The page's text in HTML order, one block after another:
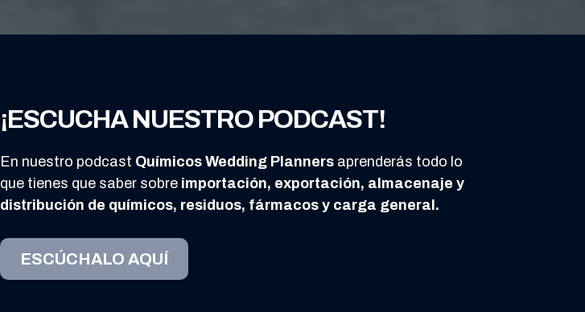
¡ESCUCHA NUESTRO PODCAST!
En nuestro podcast Químicos Wedding Plannersaprenderás todo lo
que tienes que saber sobre importación, exportación, almacenaje y
distribución de químicos, residuos, fármacos y carga general.
ESCÚCHALO AQUÍ